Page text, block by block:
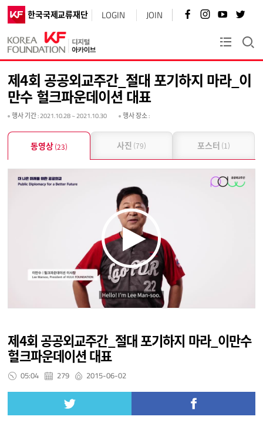
한국국제교류재단 LOGIN JOIN 페
이
로
가
기
인
스
바
로
가
기
유
튜
브
바
가
기
트
터
바
로
가
기
KF플러스
제4회 공공외교주간_절대 포기하지 마라_이
만수 헐크파운데이션 대표
행사 기간: 2021.10.28 ~ 2021.10.30 행사 장소:
동영상(23) 사진 (79) 포스터 (1)
제4회 공공외교주간_절대 포기하지 마라_이만수
헐크파운데이션 대표
05:04 279 2015-06-02